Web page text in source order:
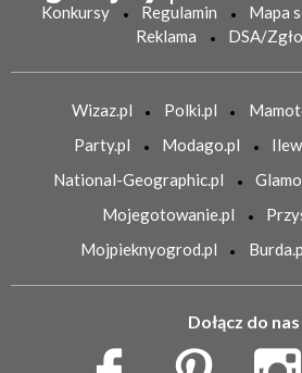
Konkursy
Regulamin Mapa
Reklama
DSA/
Wizaz.pl Polki.pl
Party.pl
Modago.pl
National-Geographic.pl
Mojegotowanie.pl
Mojpieknyogrod.pl
Dołącz do nas